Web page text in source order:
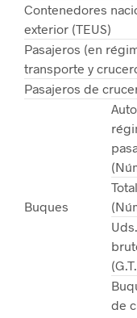
Contenedores
exterior (TEUS)
Pasajeros (en
transporte y
Pasajeros de
Buques
de